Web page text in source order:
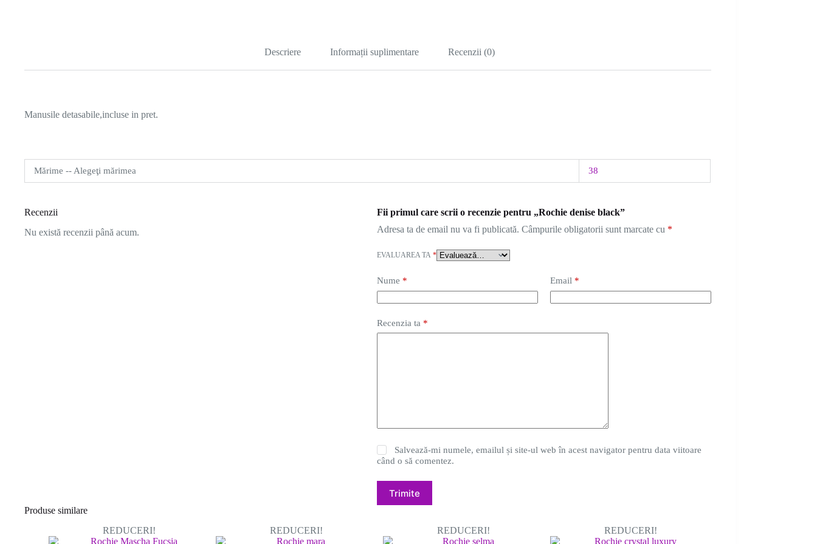
Descriere Informații suplimentare Recenzii (0)
Manusile detasabile,incluse in pret.
Mărime -- Alegeţi mărimea 38
Recenzii
Nu există recenzii până acum.
Fii primul care scrii o recenzie pentru „Rochie denise black”
Adresa ta de email nu va fi publicată. Câmpurile obligatorii sunt marcate cu *
EVALUAREA TA *
Nume * Email*
Recenzia ta *
Salvează-mi numele, emailul și site-ul web în acest navigator pentru data viitoare
când o să comentez.
Trimite
Produse similare
REDUCERI!
REDUCERI! REDUCERI! REDUCERI!